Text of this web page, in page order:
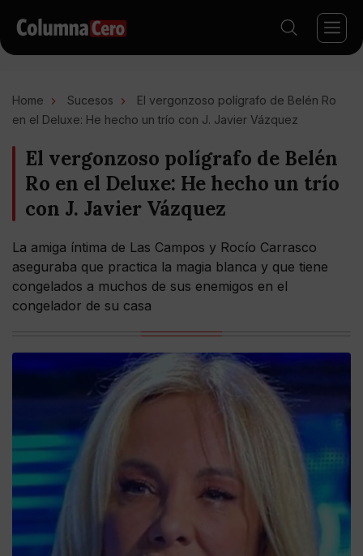
Home Sucesos
El vergonzoso polígrafo de Belén Ro
en el Deluxe: He hecho un trío con J. Javier Vázquez
El vergonzoso polígrafo de Belén
Ro en el Deluxe: He hecho un trío
con J. Javier Vázquez
La amiga íntima de Las Campos y Rocío Carrasco
aseguraba que practica la magia blanca y que tiene
congelados a muchos de sus enemigos en el
congelador de su casa